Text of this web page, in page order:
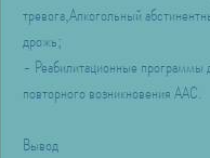
тревога,Алкогольный
дрожь;
- Реабилитационные программы
повторного возникновения ААС.
Вывод